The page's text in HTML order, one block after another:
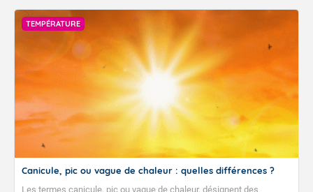
TEMPÉRATURE
Canicule, pic ou vague de chaleur : quelles différences ?
Les termes canicule, pic ou vague de chaleur, désignent des